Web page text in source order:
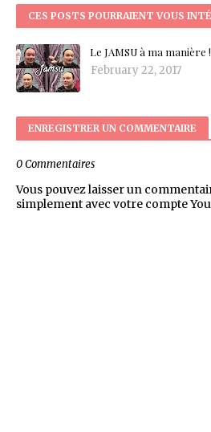
CES POSTS POURRAIENT VOUS
Le JAMSU à ma manière !
February 22, 2017
ENREGISTRER UN COMMENTAIRE
0 Commentaires
Vous pouvez laisser un
simplement avec votre compte